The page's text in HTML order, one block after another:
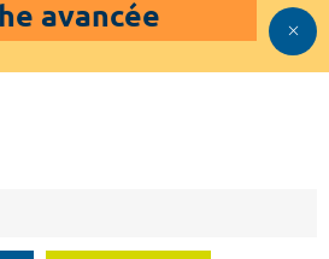
avancée